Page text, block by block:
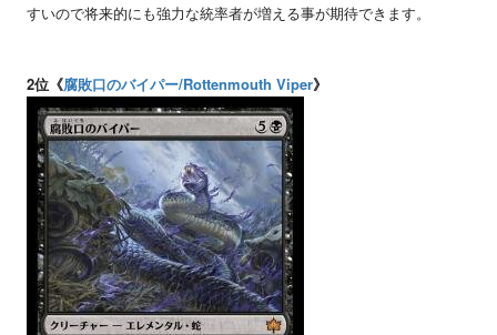
すいので将来的にも強力な統率者が増える事が期待できます。
2位《腐敗口のバイパー/Rottenmouth Viper》